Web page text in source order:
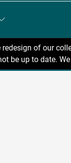
redesign of our
be up to date.